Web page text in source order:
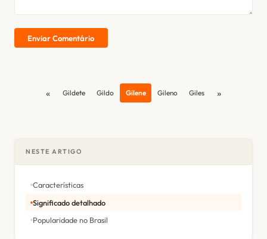
Enviar Comentário
« Gildete Gildo Gilene Gileno Giles »
NESTE ARTIGO
Características
Significado detalhado
Popularidade no Brasil